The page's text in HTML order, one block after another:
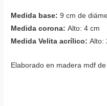
Medida base: 9 cm de
Medida corona:Alto: 4 cm
Medida Velita acrílico:Alto:
Elaborado en madera mdf